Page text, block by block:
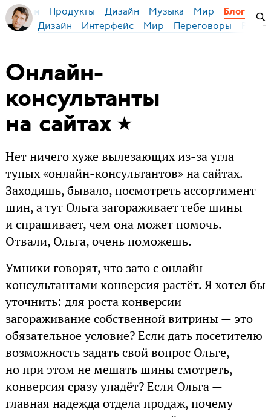
Бирман Продукты Дизайн Музыка Мир Блог
Дизайн Интерфейс Мир Переговоры
Онлайн-
консультанты
на сайтах
Нет ничего хуже вылезающих из-за угла
тупых «онлайн-консультантов» на сайтах.
Заходишь, бывало, посмотреть ассортимент
шин, а тут Ольга загораживает тебе шины
и спрашивает, чем она может помочь.
Отвали, Ольга, очень поможешь.
Умники говорят, что зато с онлайн-
консультантами конверсия растёт. Я хотел бы
уточнить: для роста конверсии
загораживание собственной витрины — это
обязательное условие? Если дать посетителю
возможность задать свой вопрос Ольге,
но при этом не мешать шины смотреть,
конверсия сразу упадёт? Если Ольга —
главная надежда отдела продаж, почему